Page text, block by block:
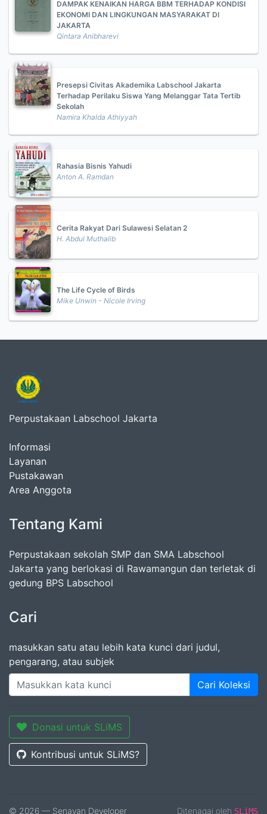
DAMPAK KENAIKAN HARGA BBM TERHADAP KONDISI
EKONOMI DAN LINGKUNGAN MASYARAKAT DI
JAKARTA
Qintara Anibharevi
Presepsi Civitas Akademika Labschool Jakarta
Terhadap Perilaku Siswa Yang Melanggar Tata Tertib
Sekolah
Namira Khalda Athiyyah
Rahasia Bisnis Yahudi
Anton A. Ramdan
Cerita Rakyat Dari Sulawesi Selatan 2
H. Abdul Muthalib
The Life Cycle of Birds
Mike Unwin - Nicole Irving
Perpustakaan Labschool Jakarta
Informasi
Layanan
Pustakawan
Area Anggota
Tentang Kami
Perpustakaan sekolah SMP dan SMA Labschool
Jakarta yang berlokasi di Rawamangun dan terletak di
gedung BPS Labschool
Cari
masukkan satu atau lebih kata kunci dari judul,
pengarang, atau subjek
Cari Koleksi
Donasi untuk SLiMS
Kontribusi untuk SLiMS?
© 2026 — Senayan Developer Ditenagai oleh SLiMS